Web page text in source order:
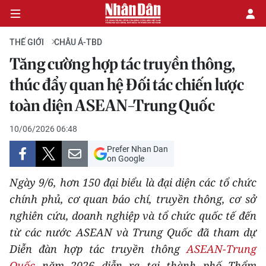
CHÍNH TRỊ
KINH TẾ
VĂN HÓA
XÃ HỘI
PHÁP LUẬT
DU LỊCH
THẾ GIỚI
THẾ GIỚI CHÂU Á-TBD
Tăng cường hợp tác truyền thông,
thúc đẩy quan hệ Đối tác chiến lược
toàn diện ASEAN-Trung Quốc
10/06/2026 06:48
Prefer Nhan Dan
on Google
Ngày 9/6, hơn 150 đại biểu là đại diện các tổ chức
chính phủ, cơ quan báo chí, truyền thông, cơ sở
nghiên cứu, doanh nghiệp và tổ chức quốc tế đến
từ các nước ASEAN và Trung Quốc đã tham dự
Diễn đàn hợp tác truyền thôngASEAN-Trung